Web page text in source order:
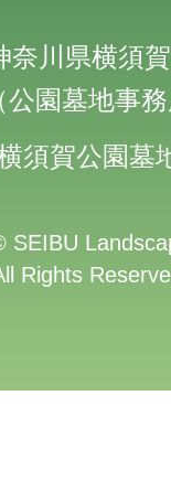
川県横須
園墓地事
須賀公園墓
SEIBU
Rights